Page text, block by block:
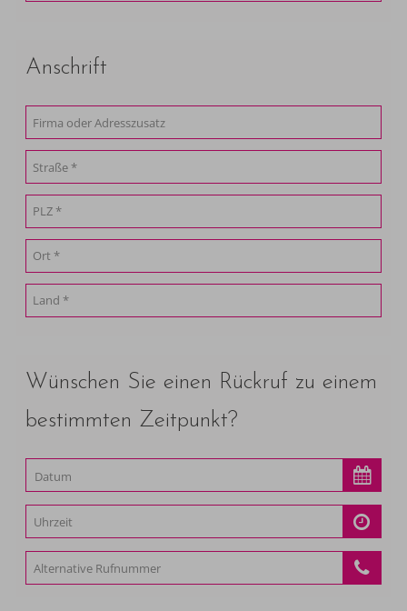
Anschrift
Wünschen Sie einen Rückruf zu einem
bestimmten Zeitpunkt?